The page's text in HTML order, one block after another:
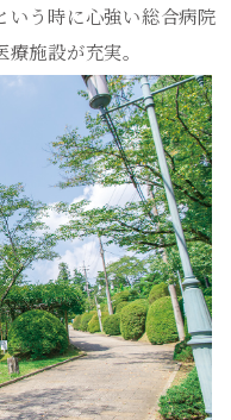
いう時に心強い総合病院
施設が充実。